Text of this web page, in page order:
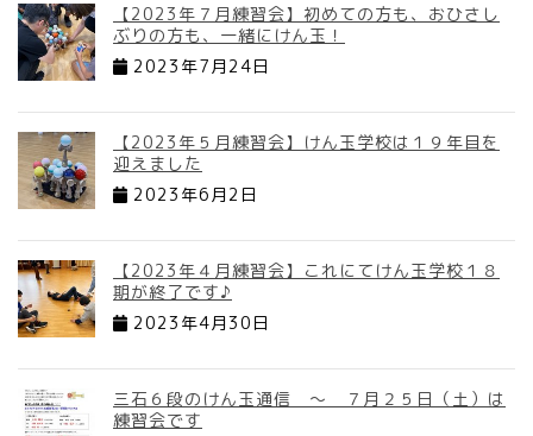
【2023年７月練習会】初めての方も、おひさし
ぶりの方も、一緒にけん玉！
2023年7月24日
【2023年５月練習会】けん玉学校は１９年目を
迎えました
2023年6月2日
【2023年４月練習会】これにてけん玉学校１８
期が終了です♪
2023年4月30日
三石６段のけん玉通信 ～ ７月２５日（土）は
練習会です